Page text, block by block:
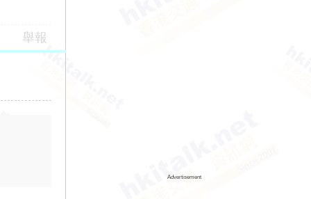
舉報
Advertisement